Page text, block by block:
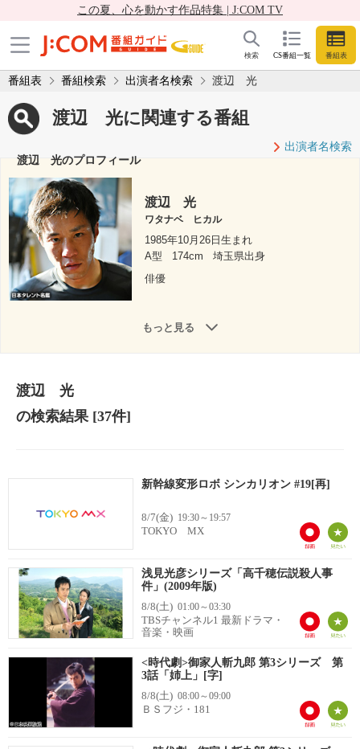
この夏、心を動かす作品特集 | J:COM TV
CS番組一覧 番組表
検索
番組表 番組検索 出演者名検索 渡辺 光
渡辺 光に関連する番組
出演者名検索
渡辺 光のプロフィール
渡辺 光
ワタナベ ヒカル
1985年10月26日生まれ
A型
174cm
埼玉県出身
俳優
もっと見る
渡辺 光
の検索結果[37件]
新幹線変形ロボ シンカリオン #19[再]
8/7(金) 19:30～19:57
TOKYO MX
浅見光彦シリーズ「高千穂伝説殺人事
件」(2009年版)
8/8(土) 01:00～03:30
TBSチャンネル1 最新ドラマ・
音楽・映画
<時代劇>御家人斬九郎 第3シリーズ 第
3話「姉上」[字]
8/8(土) 08:00～09:00
ＢＳフジ・181